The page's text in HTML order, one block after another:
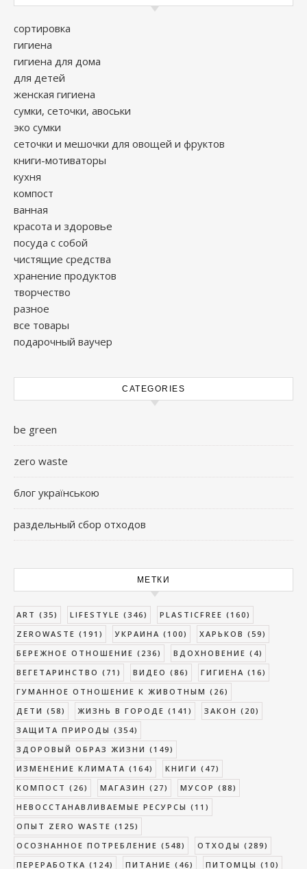
сортировка
гигиена
гигиена для дома
для детей
женская гигиена
сумки, сеточки, авоськи
эко сумки
сеточки и мешочки для овощей и фруктов
книги-мотиваторы
кухня
компост
ванная
красота и здоровье
посуда с собой
чистящие средства
хранение продуктов
творчество
разное
все товары
подарочный ваучер
CATEGORIES
be green
zero waste
блог українською
раздельный сбор отходов
МЕТКИ
ART (35) LIFESTYLE (346) PLASTICFREE (160)
ZEROWASTE (191) УКРАИНА (100) ХАРЬКОВ (59)
БЕРЕЖНОЕ ОТНОШЕНИЕ (236) ВДОХНОВЕНИЕ (4)
ВЕГЕТАРИНСТВО (71) ВИДЕО (86) ГИГИЕНА (16)
ГУМАННОЕ ОТНОШЕНИЕ К ЖИВОТНЫМ (26)
ДЕТИ (58) ЖИЗНЬ В ГОРОДЕ (141) ЗАКОН (20)
ЗАЩИТА ПРИРОДЫ (354)
ЗДОРОВЫЙ ОБРАЗ ЖИЗНИ (149)
ИЗМЕНЕНИЕ КЛИМАТА (164) КНИГИ (47)
КОМПОСТ (26) МАГАЗИН (27) МУСОР (88)
НЕВОССТАНАВЛИВАЕМЫЕ РЕСУРСЫ (11)
ОПЫТ ZERO WASTE (125)
ОСОЗНАННОЕ ПОТРЕБЛЕНИЕ (548) ОТХОДЫ (289)
ПЕРЕРАБОТКА (124) ПИТАНИЕ (46) ПИТОМЦЫ (10)